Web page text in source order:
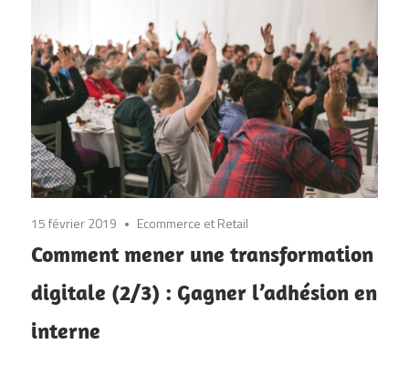
15 février 2019 Ecommerce et Retail
Comment mener une transformation
digitale (2/3) : Gagner l’adhésion en
interne